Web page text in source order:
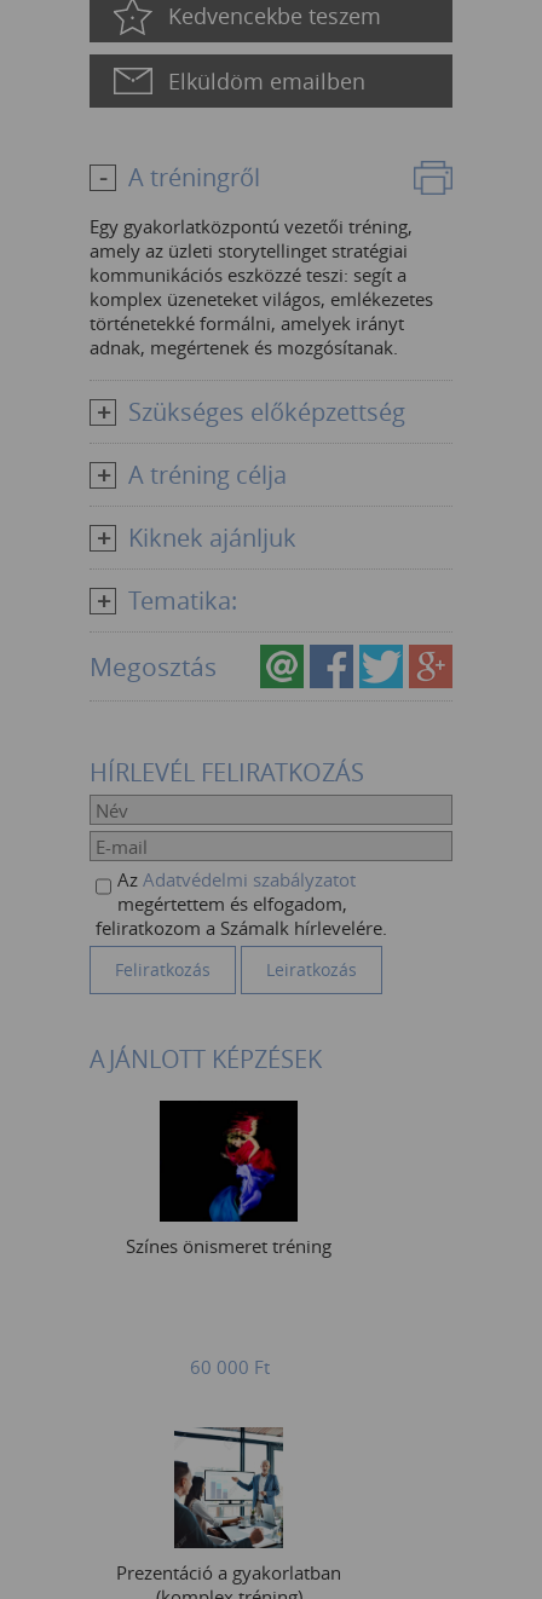
Kedvencekbe teszem
Elküldöm emailben
A tréningről
Egy gyakorlatközpontú vezetői tréning,
amely az üzleti storytellinget stratégiai
kommunikációs eszközzé teszi: segít a
komplex üzeneteket világos, emlékezetes
történetekké formálni, amelyek irányt
adnak, megértenek és mozgósítanak.
Szükséges előképzettség
A tréning célja
Kiknek ajánljuk
Tematika:
Megosztás
HÍRLEVÉL FELIRATKOZÁS
Az Adatvédelmi szabályzatot
megértettem és elfogadom,
feliratkozom a Számalk hírlevelére.
AJÁNLOTT KÉPZÉSEK
Színes önismeret tréning
60 000 Ft
Prezentáció a gyakorlatban